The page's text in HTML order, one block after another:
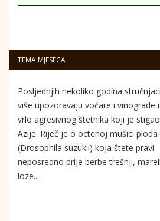
TEMA MJESECA
Posljednjih nekoliko godina
više upozoravaju voćare i vinograde
vrlo agresivnog štetnika koji je
Azije. Riječ je o octenoj mušici ploda
(Drosophila suzukii) koja štete pravi
neposredno prije berbe trešnji,
loze...